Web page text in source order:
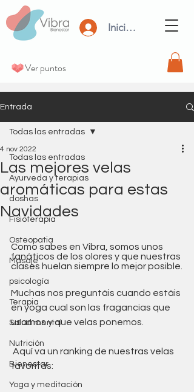
Iniciar Sesión
Ver puntos
Entrada
Todas las entradas
Ayurveda y terapias
doshas
Fisioterapia
Osteopatia
Masaje
psicología
Terapia
Salud mental
Nutrición
Bienestar
Yoga y meditación
Todas las entradas
Las mejores velas
aromáticas para estas
Navidades
4 nov 2022
Como sabes en Vibra, somos unos
fanáticos de los olores y que nuestras
clases huelan siempre lo mejor posible.
Muchas nos preguntáis cuando estáis
en yoga cual son las fragancias que
usamos y que velas ponemos.
favoritas: